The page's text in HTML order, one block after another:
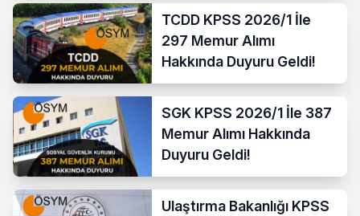
TCDD KPSS 2026/1 İle
297 Memur Alımı
Hakkında Duyuru Geldi!
SGK KPSS 2026/1 İle 387
Memur Alımı Hakkında
Duyuru Geldi!
Ulaştırma Bakanlığı KPSS